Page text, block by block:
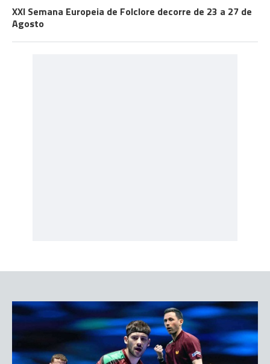
XXI Semana Europeia de Folclore decorre de 23 a 27 de
Agosto